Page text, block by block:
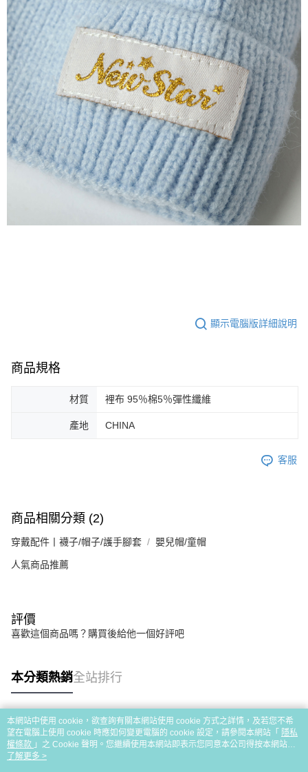
顯示電腦版詳細說明
商品規格
材質 裡布 95％棉5％彈性纖維
產地 CHINA
客服
商品相關分類 (2)
穿戴配件丨襪子/帽子/護手腳套 嬰兒帽/童帽
人氣商品推薦
評價
喜歡這個商品嗎？購買後給他一個好評吧
本分類熱銷全站排行
熱門標籤
本網站中使用 cookie，欲查詢有關本網站使用 cookie 方式之詳情，及若您不希
望在電腦上使用 cookie 時應如何變更電腦的 cookie 設定，請參閱本網站「 隱私
權條款 」之 Cookie 聲明。您繼續使用本網站即表示您同意本公司得按本網站使
用條款之 Cookie 聲明使用 cookie。
了解更多 >